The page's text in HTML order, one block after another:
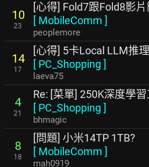
10
23
[心得] Fold7跟Fold8影
[ MobileComm ]
peoplemore
14
17
[心得] 5卡Local LLM推
[ PC_Shopping ]
laeva75
4
21
Re: [菜單] 250K深度學
[ PC_Shopping ]
bhmagic
8
18
[問題] 小米14TP 1TB?
[ MobileComm ]
mah0919